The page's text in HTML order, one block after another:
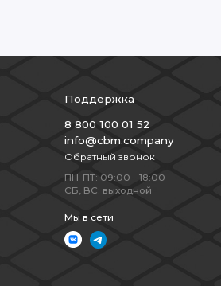
Поддержка
8 800 100 01 52
info@cbm.company
Обратный звонок
ПН-ПТ: 09:00 - 18:00
СБ, ВС: выходной
Мы в сети